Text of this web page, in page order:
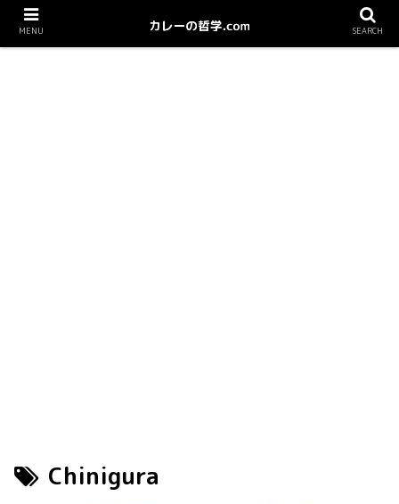
Chinigura
MENU SEARCH